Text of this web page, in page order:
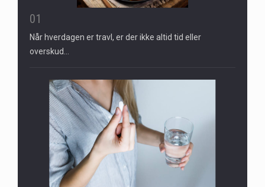
01
Når hverdagen er travl, er der ikke altid tid eller
overskud…